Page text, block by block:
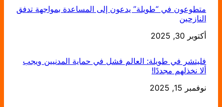
متطوعون في “طويلة” يدعون إلى المساعدة بمواجهة تدفق
النازحين
التاريخ
أكتوبر 30, 2025
فليتشر في طويلة: العالم فشل في حماية المدنيين ويجب
ألا نخذلهم مجددًا!
التاريخ
نوفمبر 15, 2025